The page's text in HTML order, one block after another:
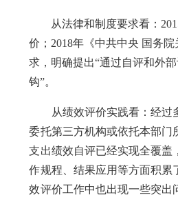
从法律和制度要求看：2015
价；2018年《中共中央 国务
求，明确提出“通过自评和外
钩”。
从绩效评价实践看：经过多
委托第三方机构或依托本部门
支出绩效自评已经实现全覆盖
作规程、结果应用等方面积累
效评价工作中也出现一些突出